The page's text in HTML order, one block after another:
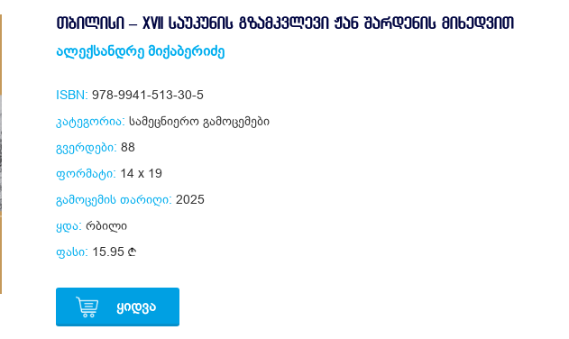
ᲗᲑᲘᲚᲘᲡᲘ – XVII ᲡᲐᲣᲙᲣᲜᲘᲡ ᲒᲖᲐᲛᲙᲕᲚᲔᲕᲘ ᲟᲐᲜ ᲨᲐᲠᲓᲔᲜᲘᲡ ᲛᲘᲮᲔᲓᲕᲘᲗ
ალექსანდრე მიქაბერიძე
ISBN: 978-9941-513-30-5
კატეგორია: სამეცნიერო გამოცემები
გვერდები: 88
ფორმატი: 14 x 19
გამოცემის თარიღი: 2025
ყდა: რბილი
ფასი: 15.95
ᲧᲘᲓᲕᲐ